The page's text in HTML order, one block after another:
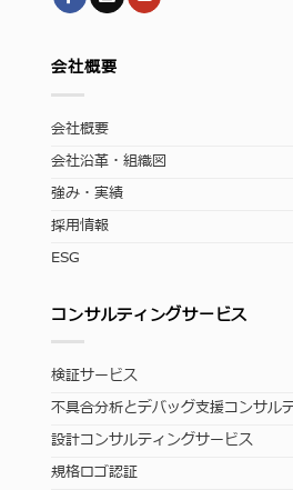
会社概要
会社概要
会社沿革・組織図
強み・実績
採用情報
ESG
コンサルティングサービス
検証サービス
不具合分析とデバッグ支援コンサル
設計コンサルティングサービス
規格ロゴ認証